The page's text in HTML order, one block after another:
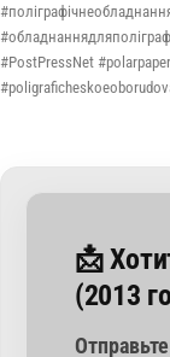
#PostPressNet
📩
(2013